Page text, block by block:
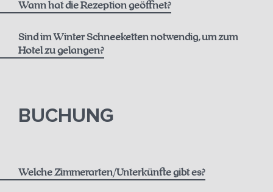
bis 18 Uhr für € 150,00
Wann hat die Rezeption geöffnet?
Sind im Winter Schneeketten notwendig, um zum
Hotel zu gelangen?
BUCHUNG
Welche Zimmerarten/Unterkünfte gibt es?